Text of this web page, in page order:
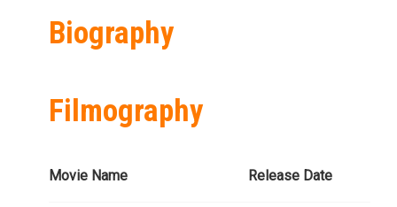
Biography
Filmography
Movie Name Release Date